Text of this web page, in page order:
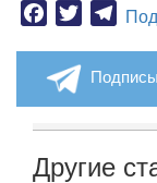
Facebook
Twitter
Другие